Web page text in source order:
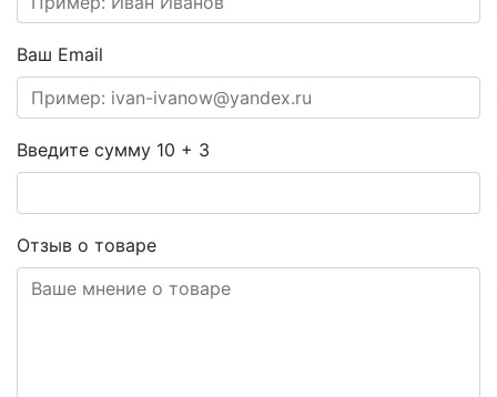
Ваш Email
Введите сумму 10 + 3
Отзыв о товаре